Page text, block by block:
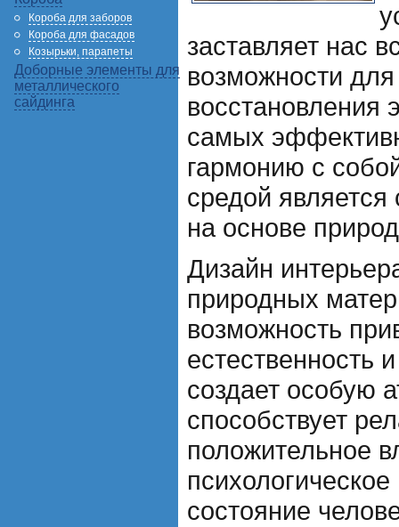
Короба для заборов
Короба для фасадов
Козырьки, парапеты
Доборные элементы для
металлического
сайдинга
заставляет нас
возможности
восстановления
самых
гармонию с
средой является
на основе
Дизайн
природных
возможность
естественность
создает особую
способствует
положительное
состояние